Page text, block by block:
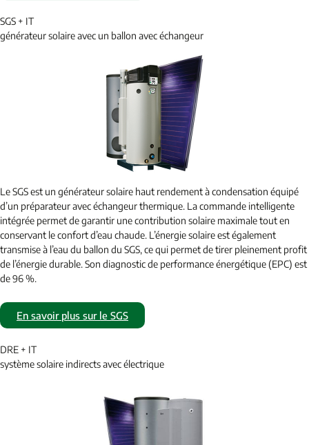
SGS + IT
générateur solaire avec un ballon avec échangeur
Le SGS est un générateur solaire haut rendement à condensation équipé
d’un préparateur avec échangeur thermique. La commande intelligente
intégrée permet de garantir une contribution solaire maximale tout en
conservant le confort d’eau chaude. L’énergie solaire est également
transmise à l’eau du ballon du SGS, ce qui permet de tirer pleinement profit
de l’énergie durable. Son diagnostic de performance énergétique (EPC) est
de 96 %.
En savoir plus sur le SGS
DRE + IT
système solaire indirects avec électrique